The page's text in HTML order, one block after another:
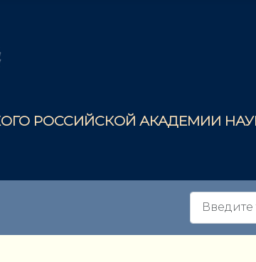
РОССИЙСКОЙ АКАДЕМИИ